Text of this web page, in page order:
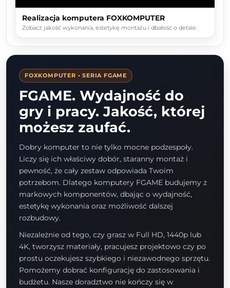
Realizacja komputera FOXKOMPUTER
Zobacz jakość wykonania, estetykę montażu i dbałość o detale.
FOXKOMPUTER • SERIA FGAME
FGAME. Wydajność do
gry i pracy. Jakość, której
możesz zaufać.
Dobry komputer to nie tylko mocne podzespoły.
Liczy się ich właściwy dobór, staranny montaż i
pewność, że cały zestaw odpowiada Twoim
potrzebom. Dlatego komputery FGAME budujemy z
markowych komponentów, dbając o wydajność,
estetykę wykonania oraz możliwość dalszej
rozbudowy.
Niezależnie od tego, czy grasz w Full HD, 1440p lub
4K, tworzysz materiały, pracujesz projektowo czy po
prostu oczekujesz szybkiego i niezawodnego sprzętu.
Pomożemy dobrać konfigurację do zastosowania i
budżetu. Nasze doradztwo nie kończy się w